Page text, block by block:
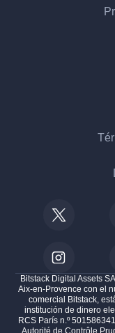
Bitstack Digital Assets
Aix-en-Provence con el
comercial Bitstack,
institución de dinero
RCS París n.º
Autorité de Contrôle